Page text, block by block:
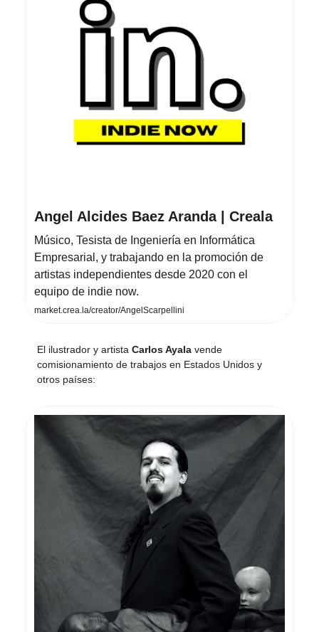
Angel Alcides Baez Aranda | Creala
Músico, Tesista de Ingeniería en Informática
Empresarial, y trabajando en la promoción de
artistas independientes desde 2020 con el
equipo de indie now.
market.crea.la/creator/AngelScarpellini
El ilustrador y artista Carlos Ayala vende
comisionamiento de trabajos en Estados Unidos y
otros países: